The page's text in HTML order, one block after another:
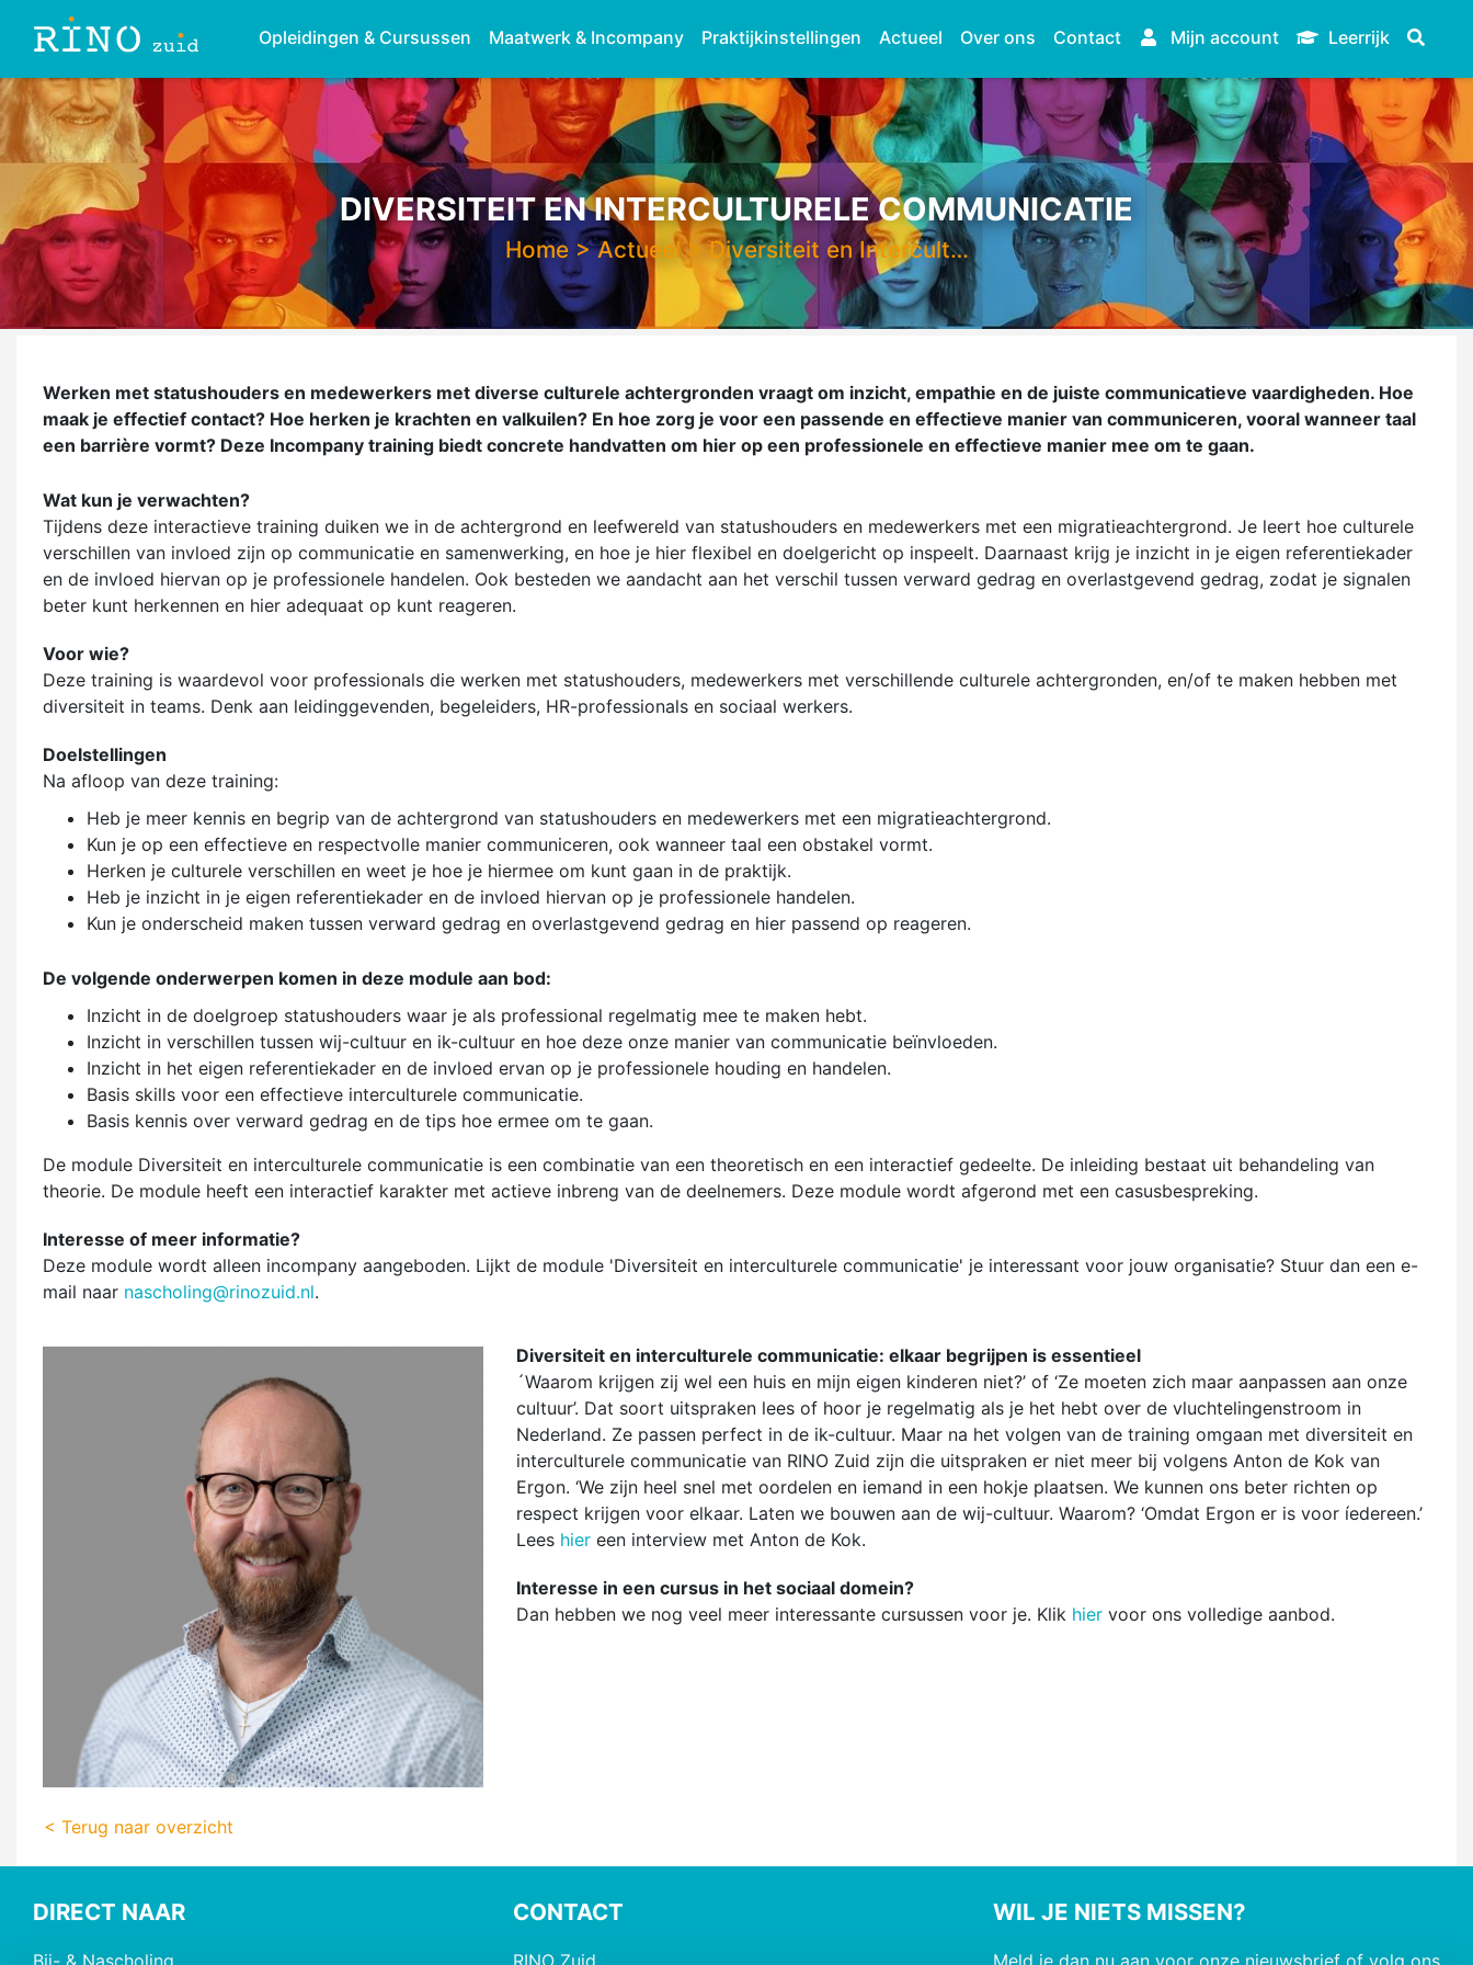
Opleidingen & Cursussen Maatwerk & Incompany Praktijkinstellingen Actueel Over ons Contact Mijn account Leerrijk
DIVERSITEIT EN INTERCULTURELE COMMUNICATIE
Home>Actueel>Diversiteit en Intercult…
Werken met statushouders en medewerkers met diverse culturele achtergronden vraagt om inzicht, empathie en de juiste communicatieve vaardigheden. Hoe
maak je effectief contact? Hoe herken je krachten en valkuilen? En hoe zorg je voor een passende en effectieve manier van communiceren, vooral wanneer taal
een barrière vormt? Deze Incompany training biedt concrete handvatten om hier op een professionele en effectieve manier mee om te gaan.
Wat kun je verwachten?
Tijdens deze interactieve training duiken we in de achtergrond en leefwereld van statushouders en medewerkers met een migratieachtergrond. Je leert hoe culturele
verschillen van invloed zijn op communicatie en samenwerking, en hoe je hier flexibel en doelgericht op inspeelt. Daarnaast krijg je inzicht in je eigen referentiekader
en de invloed hiervan op je professionele handelen. Ook besteden we aandacht aan het verschil tussen verward gedrag en overlastgevend gedrag, zodat je signalen
beter kunt herkennen en hier adequaat op kunt reageren.
Voor wie?
Deze training is waardevol voor professionals die werken met statushouders, medewerkers met verschillende culturele achtergronden, en/of te maken hebben met
diversiteit in teams. Denk aan leidinggevenden, begeleiders, HR-professionals en sociaal werkers.
Doelstellingen
Na afloop van deze training:
Heb je meer kennis en begrip van de achtergrond van statushouders en medewerkers met een migratieachtergrond.
Kun je op een effectieve en respectvolle manier communiceren, ook wanneer taal een obstakel vormt.
Herken je culturele verschillen en weet je hoe je hiermee om kunt gaan in de praktijk.
Heb je inzicht in je eigen referentiekader en de invloed hiervan op je professionele handelen.
Kun je onderscheid maken tussen verward gedrag en overlastgevend gedrag en hier passend op reageren.
De volgende onderwerpen komen in deze module aan bod:
Inzicht in de doelgroep statushouders waar je als professional regelmatig mee te maken hebt.
Inzicht in verschillen tussen wij-cultuur en ik-cultuur en hoe deze onze manier van communicatie beïnvloeden.
Inzicht in het eigen referentiekader en de invloed ervan op je professionele houding en handelen.
Basis skills voor een effectieve interculturele communicatie.
Basis kennis over verward gedrag en de tips hoe ermee om te gaan.
De module Diversiteit en interculturele communicatie is een combinatie van een theoretisch en een interactief gedeelte. De inleiding bestaat uit behandeling van
theorie. De module heeft een interactief karakter met actieve inbreng van de deelnemers. Deze module wordt afgerond met een casusbespreking.
Interesse of meer informatie?
Deze module wordt alleen incompany aangeboden. Lijkt de module 'Diversiteit en interculturele communicatie' je interessant voor jouw organisatie? Stuur dan een e-
mail naar nascholing@rinozuid.nl.
Diversiteit en interculturele communicatie: elkaar begrijpen is essentieel
´Waarom krijgen zij wel een huis en mijn eigen kinderen niet?’ of ‘Ze moeten zich maar aanpassen aan onze
cultuur’. Dat soort uitspraken lees of hoor je regelmatig als je het hebt over de vluchtelingenstroom in
Nederland. Ze passen perfect in de ik-cultuur. Maar na het volgen van de training omgaan met diversiteit en
interculturele communicatie van RINO Zuid zijn die uitspraken er niet meer bij volgens Anton de Kok van
Ergon. ‘We zijn heel snel met oordelen en iemand in een hokje plaatsen. We kunnen ons beter richten op
respect krijgen voor elkaar. Laten we bouwen aan de wij-cultuur. Waarom? ‘Omdat Ergon er is voor íedereen.’
Lees hier een interview met Anton de Kok.
Interesse in een cursus in het sociaal domein?
Dan hebben we nog veel meer interessante cursussen voor je. Klik hier voor ons volledige aanbod.
< Terug naar overzicht
DIRECT NAAR
Bij- & Nascholing
CONTACT
RINO Zuid
WIL JE NIETS MISSEN?
Meld je dan nu aan voor onze nieuwsbrief of volg ons